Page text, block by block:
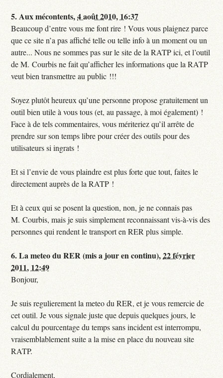
5.Aux mécontents,4 août 2010, 16:37
Beaucoup d’entre vous me font rire ! Vous vous plaignez parce
que ce site n’a pas affiché telle ou telle info à un moment ou un
autre... Nous ne sommes pas sur le site de la RATP ici, et l’outil
de M. Courbis ne fait qu’afficher les informations que la RATP
veut bien transmettre au public !!!
Soyez plutôt heureux qu’une personne propose gratuitement un
outil bien utile à vous tous (et, au passage, à moi également) !
Face à de tels commentaires, vous mériteriez qu’il arrête de
prendre sur son temps libre pour créer des outils pour des
utilisateurs si ingrats !
Et si l’envie de vous plaindre est plus forte que tout, faites le
directement auprès de la RATP !
Et à ceux qui se posent la question, non, je ne connais pas
M. Courbis, mais je suis simplement reconnaissant vis-à-vis des
personnes qui rendent le transport en RER plus simple.
6.La meteo du RER (mis a jour en continu),22 février
2011, 12:49
Bonjour,
Je suis regulierement la meteo du RER, et je vous remercie de
cet outil. Je vous signale juste que depuis quelques jours, le
calcul du pourcentage du temps sans incident est interrompu,
vraisemblablement suite a la mise en place du nouveau site
RATP.
Cordialement,